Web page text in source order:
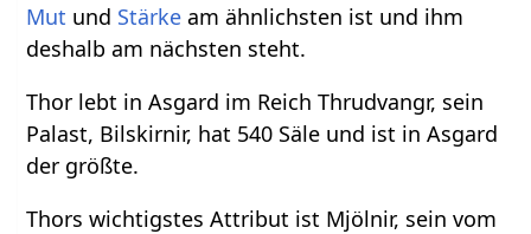
Mut und Stärke am ähnlichsten ist und ihm
deshalb am nächsten steht.
Thor lebt in Asgard im Reich Thrudvangr, sein
Palast, Bilskirnir, hat 540 Säle und ist in Asgard
der größte.
Thors wichtigstes Attribut ist Mjölnir, sein vom